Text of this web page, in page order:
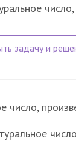
число,